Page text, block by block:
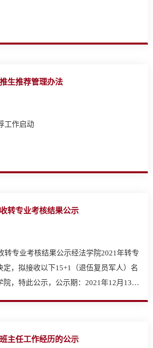
生推荐管理办法
工作启动
转专业考核结果公示
转专业考核结果公示经法学院2021年转专
定，拟接收以下15+1（退伍复员军人）名
院，特此公示，公示期：2021年12月13日
主任工作经历的公示